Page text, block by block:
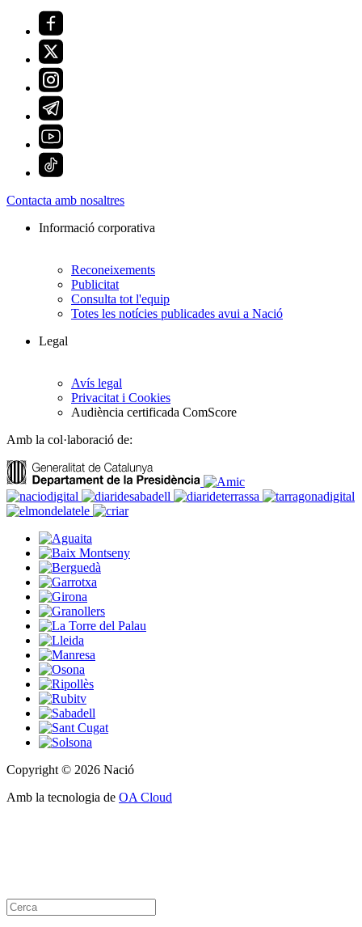
Contacta amb nosaltres
Informació corporativa
Reconeixements
Publicitat
Consulta tot l'equip
Totes les notícies publicades avui a Nació
Legal
Avís legal
Privacitat i Cookies
Audiència certificada ComScore
Amb la col·laboració de:
Copyright © 2026 Nació
Amb la tecnologia de OA Cloud